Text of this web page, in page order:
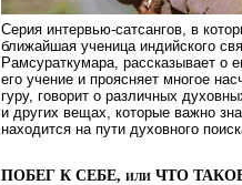
Серия интервью-сатсангов, в
ближайшая ученица индийского
Рамсураткумара, рассказывает о
его учение и проясняет многое
гуру, говорит о различных
и других вещах, которые важно
находится на пути духовного
ПОБЕГ К СЕБЕ, или ЧТО